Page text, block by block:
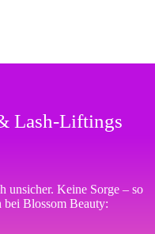
Lash-Liftings
unsicher. Keine Sorge – so
bei Blossom Beauty: